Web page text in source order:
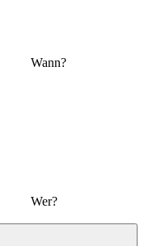
Wann?
Wer?